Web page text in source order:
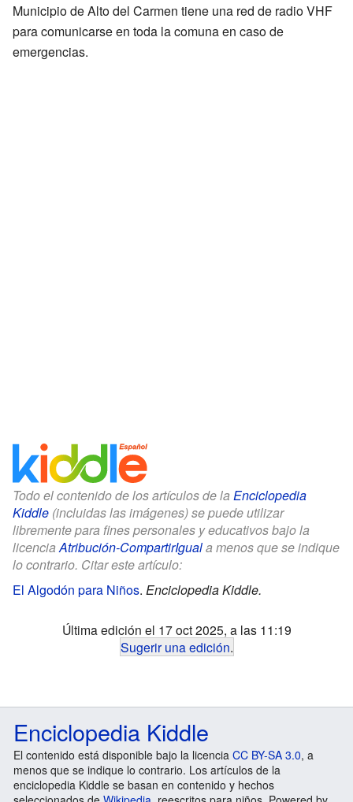
Municipio de Alto del Carmen tiene una red de radio VHF
para comunicarse en toda la comuna en caso de
emergencias.
Todo el contenido de los artículos de la Enciclopedia
Kiddle (incluidas las imágenes) se puede utilizar
libremente para fines personales y educativos bajo la
licenciaAtribución-CompartirIguala menos que se indique
lo contrario. Citar este artículo:
El Algodón para Niños. Enciclopedia Kiddle.
Última edición el 17 oct 2025, a las 11:19
Sugerir una edición.
Enciclopedia Kiddle
El contenido está disponible bajo la licencia CC BY-SA 3.0, a
menos que se indique lo contrario. Los artículos de la
enciclopedia Kiddle se basan en contenido y hechos